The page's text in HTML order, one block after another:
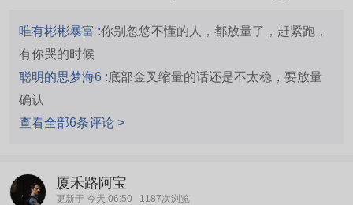
唯有彬彬暴富 :你别忽悠不懂的人，都放量了，赶紧跑，
有你哭的时候
聪明的思梦海6 :底部金叉缩量的话还是不太稳，要放量
确认
查看全部6条评论 >
厦禾路阿宝
更新于 今天 06:50 1187次浏览